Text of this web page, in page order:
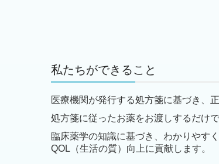
私たちができること
医療機関が発行する処方箋に基づき、
処方箋に従ったお薬をお渡しするだけ
臨床薬学の知識に基づき、わかりやす
QOL（生活の質）向上に貢献します。